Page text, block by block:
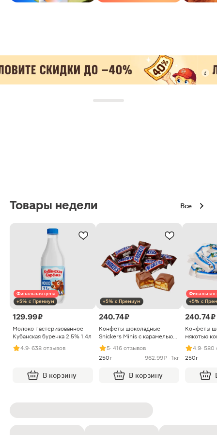
Товары недели Все
Финальная цена
+5% с Премиум
129.99 ₽
Молоко пастеризованное
Кубанская буренка 2.5% 1.4л
4.9· 638 отзывов
В корзину
+5% с Премиум
240.74 ₽
Конфеты шоколадные
Snickers Minis с карамелью
арахисом и нугой
5· 416 отзывов
250г
962.99 ₽ · 1кг
В корзину
Финальная
+5% с
240.74 ₽
Конфеты
мякотью
4.9· 580
250г